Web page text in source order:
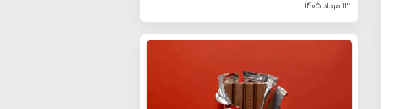
۱۳ مرداد ۱۴۰۵